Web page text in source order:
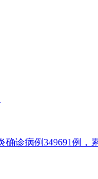
诊病例349691例，